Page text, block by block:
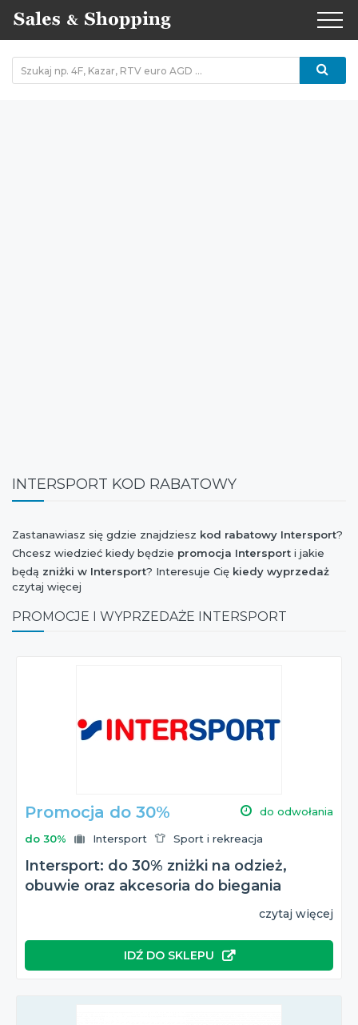
INTERSPORT KOD RABATOWY
Zastanawiasz się gdzie znajdziesz kod rabatowy Intersport?
Chcesz wiedzieć kiedy będzie promocja Intersport i jakie
będą zniżki w Intersport? Interesuje Cię kiedy wyprzedaż
Intersportkolekcji wiosna-lato lub jesień-zima? Chcesz mieć
Intersport
z tej okazji?
Wszystkie te informacje znajdziesz na naszej stronie!
czytaj więcej
PROMOCJE I WYPRZEDAŻE INTERSPORT
Promocja do 30% do odwołania
do 30% Intersport Sport i rekreacja
Intersport: do 30% zniżki na odzież,
obuwie oraz akcesoria do biegania
czytaj więcej
IDŹ DO SKLEPU